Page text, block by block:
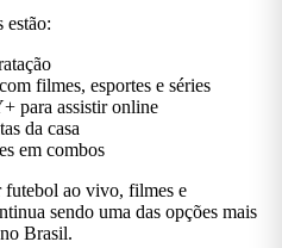
estão:
filmes, esportes e séries
para assistir online
da casa
em combos
futebol ao vivo, filmes e
sendo uma das opções mais
Brasil.